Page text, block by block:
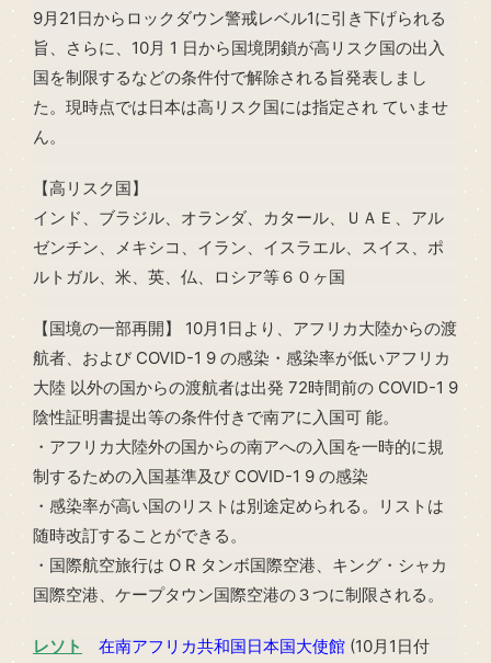
9月21日からロックダウン警戒レベル1に引き下げられる
旨、さらに、10月 1 日から国境閉鎖が高リスク国の出入
国を制限するなどの条件付で解除される旨発表しまし
た。現時点では日本は高リスク国には指定され ていませ
ん。
【高リスク国】
インド、ブラジル、オランダ、カタール、ＵＡＥ、アル
ゼンチン、メキシコ、イラン、イスラエル、スイス、ポ
ルトガル、米、英、仏、ロシア等６０ヶ国
【国境の一部再開】 10月1日より、アフリカ大陸からの渡
航者、および COVID-1 9 の感染・感染率が低いアフリカ
大陸 以外の国からの渡航者は出発 72時間前の COVID-1 9
陰性証明書提出等の条件付きで南アに入国可 能。
・アフリカ大陸外の国からの南アへの入国を一時的に規
制するための入国基準及び COVID-1 9 の感染
・感染率が高い国のリストは別途定められる。リストは
随時改訂することができる。
・国際航空旅行は O R タンボ国際空港、キング・シャカ
国際空港、ケープタウン国際空港の３つに制限される。
レソト 在南アフリカ共和国日本国大使館 (10月1日付